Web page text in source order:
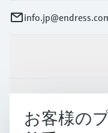
お客様の